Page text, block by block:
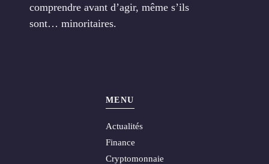
comprendre avant d’agir, même s’ils
sont… minoritaires.
MENU
Actualités
Finance
Cryptomonnaie